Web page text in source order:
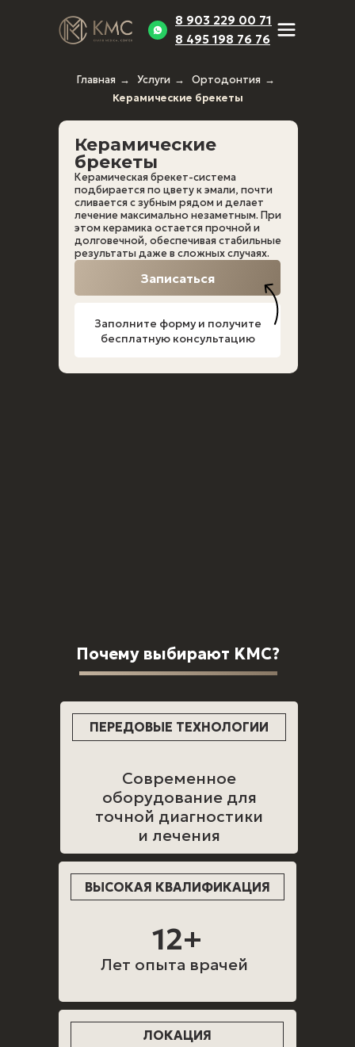
8 495 198 76 76
8 903 229 00 71
Главная → Услуги → Ортодонтия →
Керамические брекеты
Керамические
брекеты
Керамическая брекет-система
подбирается по цвету к эмали, почти
сливается с зубным рядом и делает
лечение максимально незаметным. При
этом керамика остается прочной и
долговечной, обеспечивая стабильные
результаты даже в сложных случаях.
Записаться
Заполните форму и получите
бесплатную консультацию
12+
Лет опыта врачей
ВЫСОКАЯ КВАЛИФИКАЦИЯ
ЛОКАЦИЯ
Современное
оборудование для
точной диагностики
и лечения
ПЕРЕДОВЫЕ ТЕХНОЛОГИИ
Почему выбирают KMC?
Ортодонтия
Брекеты
Исправление
прикуса
Капы для
исправления
прикуса
Элайнеры
Элайнеры Star
Smile
Стоматология
Чистка зубов
Отбеливание
зубов
Детская
стоматология
Реставрация
реставрация
Лечение кариеса
Периодонтит
Пульпит
пластика